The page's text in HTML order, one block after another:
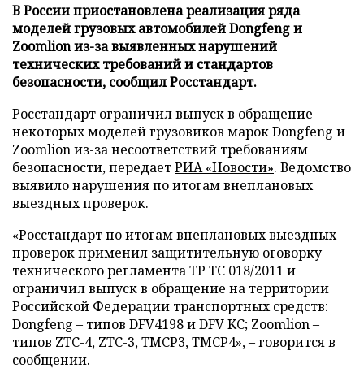
В России приостановлена реализация ряда
моделей грузовых автомобилей Dongfeng и
Zoomlion из-за выявленных нарушений
технических требований и стандартов
безопасности, сообщил Росстандарт.
Росстандарт ограничил выпуск в обращение
некоторых моделей грузовиков марок Dongfeng и
Zoomlion из-за несоответствий требованиям
безопасности, передаетРИА «Новости». Ведомство
выявило нарушения по итогам внеплановых
выездных проверок.
«Росстандарт по итогам внеплановых выездных
проверок применил защитительную оговорку
технического регламента ТР ТС 018/2011 и
ограничил выпуск в обращение на территории
Российской Федерации транспортных средств:
Dongfeng – типов DFV4198 и DFV KC; Zoomlion –
типов ZTC-4, ZTC-3, TMCP3, TMCP4», – говорится в
сообщении.